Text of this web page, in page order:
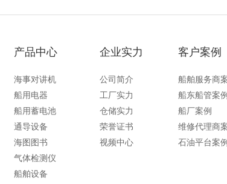
产品中心
海事对讲机
船用电器
船用蓄电池
通导设备
海图图书
气体检测仪
船舶设备
企业实力
公司简介
工厂实力
仓储实力
荣誉证书
视频中心
客户案例
船舶服务商
船东船管案例
船厂案例
维修代理商
石油平台案例